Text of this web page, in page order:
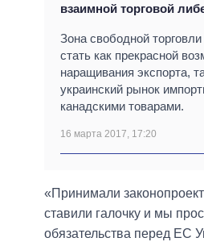
взаимной торговой
Зона свободной
стать как прекрасной
наращивания экспорта,
украинский рынок
канадскими товарами.
16 марта 2017, 17:20
«Принимали
ставили галочку и мы
обязательства перед ЕС